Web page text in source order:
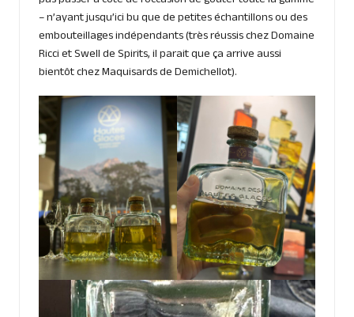
– n’ayant jusqu’ici bu que de petites échantillons ou des
embouteillages indépendants (très réussis chez Domaine
Ricci et Swell de Spirits, il parait que ça arrive aussi
bientôt chez Maquisards de Demichellot).